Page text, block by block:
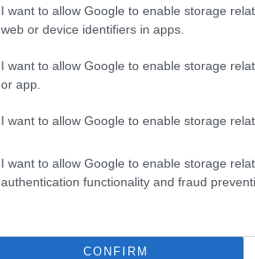
I want to allow Google to enable storage
web or device identifiers in apps.
I want to allow Google to enable storage
or app.
I want to allow Google to enable storage
I want to allow Google to enable storage
authentication functionality and fraud
CONFIRM